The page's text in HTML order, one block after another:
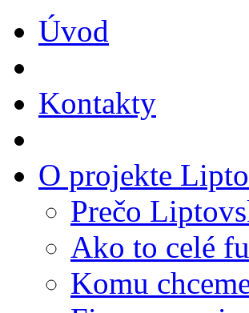
Úvod
Kontakty
O projekte
Prečo
Ako to celé
Komu